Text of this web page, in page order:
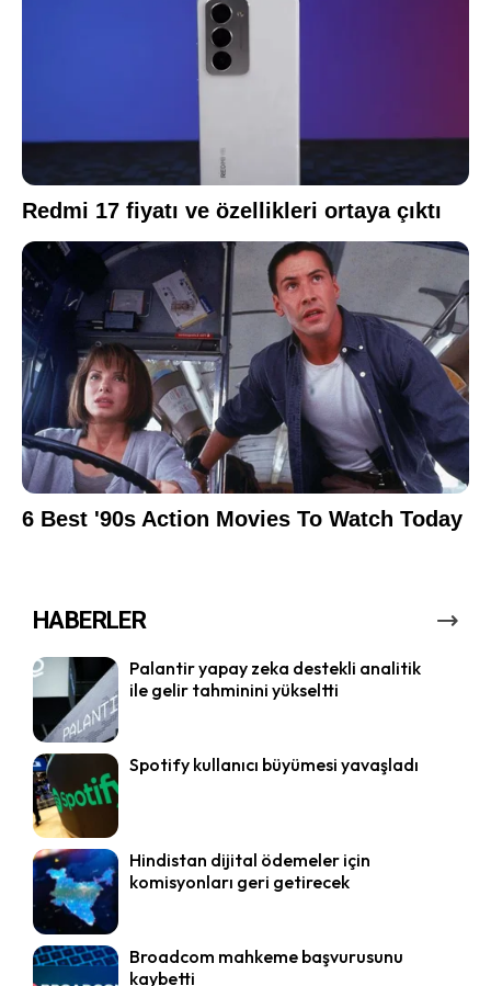
HABERLER
Palantir yapay zeka destekli analitik
ile gelir tahminini yükseltti
Spotify kullanıcı büyümesi yavaşladı
Hindistan dijital ödemeler için
komisyonları geri getirecek
Broadcom mahkeme başvurusunu
kaybetti